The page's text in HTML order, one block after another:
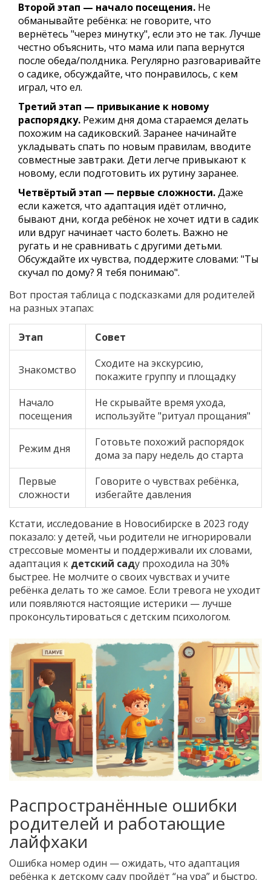
Второй этап — начало посещения. Не
обманывайте ребёнка: не говорите, что
вернётесь "через минутку", если это не так. Лучше
честно объяснить, что мама или папа вернутся
после обеда/полдника. Регулярно разговаривайте
о садике, обсуждайте, что понравилось, с кем
играл, что ел.
Третий этап — привыкание к новому
распорядку. Режим дня дома стараемся делать
похожим на садиковский. Заранее начинайте
укладывать спать по новым правилам, вводите
совместные завтраки. Дети легче привыкают к
новому, если подготовить их рутину заранее.
Четвёртый этап — первые сложности.Даже
если кажется, что адаптация идёт отлично,
бывают дни, когда ребёнок не хочет идти в садик
или вдруг начинает часто болеть. Важно не
ругать и не сравнивать с другими детьми.
Обсуждайте их чувства, поддержите словами: "Ты
скучал по дому? Я тебя понимаю".
Вот простая таблица с подсказками для родителей
на разных этапах:
Этап Совет
Знакомство
Сходите на экскурсию,
покажите группу и площадку
Начало
посещения
Не скрывайте время ухода,
используйте "ритуал прощания"
Режим дня
Готовьте похожий распорядок
дома за пару недель до старта
Первые
сложности
Говорите о чувствах ребёнка,
избегайте давления
Кстати, исследование в Новосибирске в 2023 году
показало: у детей, чьи родители не игнорировали
стрессовые моменты и поддерживали их словами,
адаптация к детский саду проходила на 30%
быстрее. Не молчите о своих чувствах и учите
ребёнка делать то же самое. Если тревога не уходит
или появляются настоящие истерики — лучше
проконсультироваться с детским психологом.
Распространённые ошибки
родителей и работающие
лайфхаки
Ошибка номер один — ожидать, что адаптация
ребёнка к детскому саду пройдёт “на ура” и быстро.